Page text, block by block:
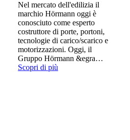
Nel mercato dell'edilizia il
marchio Hörmann oggi è
conosciuto come esperto
costruttore di porte, portoni,
tecnologie di carico/scarico e
motorizzazioni. Oggi, il
Gruppo Hörmann &egra…
Scopri di più